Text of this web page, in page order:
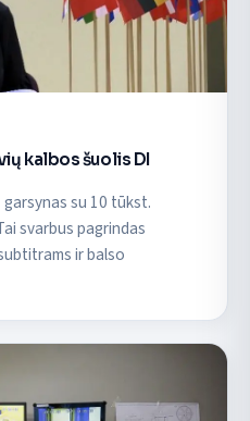
kalbos šuolis DI
su 10 tūkst.
svarbus pagrindas
ir balso